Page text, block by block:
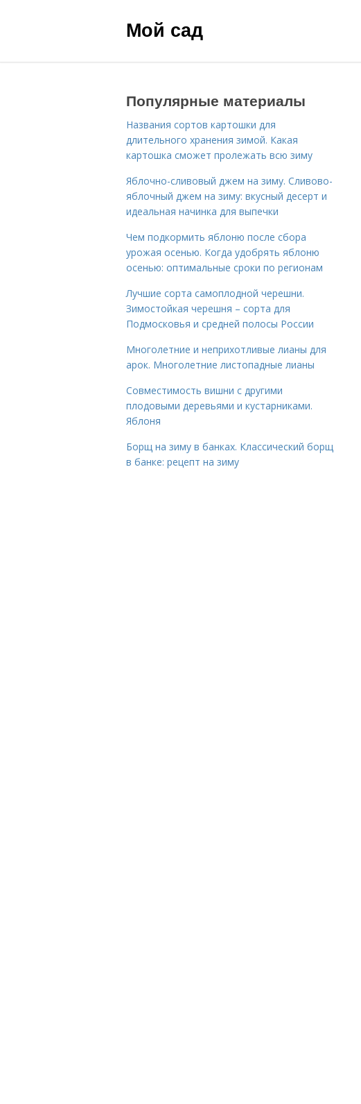
Мой сад
Популярные материалы
Названия сортов картошки для
длительного хранения зимой. Какая
картошка сможет пролежать всю зиму
Яблочно-сливовый джем на зиму. Сливово-
яблочный джем на зиму: вкусный десерт и
идеальная начинка для выпечки
Чем подкормить яблоню после сбора
урожая осенью. Когда удобрять яблоню
осенью: оптимальные сроки по регионам
Лучшие сорта самоплодной черешни.
Зимостойкая черешня – сорта для
Подмосковья и средней полосы России
Многолетние и неприхотливые лианы для
арок. Многолетние листопадные лианы
Совместимость вишни с другими
плодовыми деревьями и кустарниками.
Яблоня
Борщ на зиму в банках. Классический борщ
в банке: рецепт на зиму